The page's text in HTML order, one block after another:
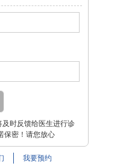
时反馈给医生进行诊
保密！请您放心
我要预约